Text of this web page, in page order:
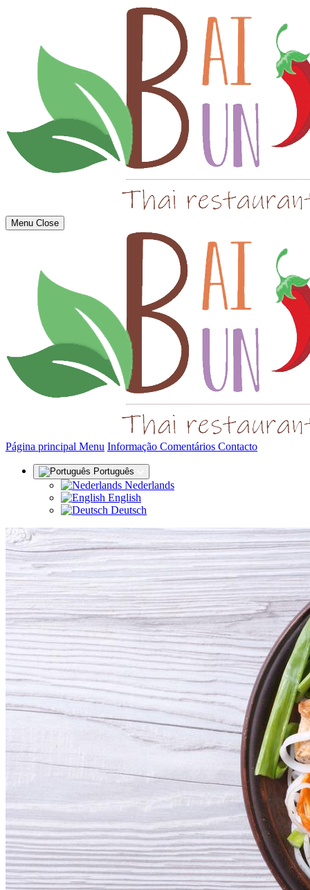
Menu Close
Página principal (actual)
Menu Informação Comentários Contacto
Português
Nederlands
English
Deutsch